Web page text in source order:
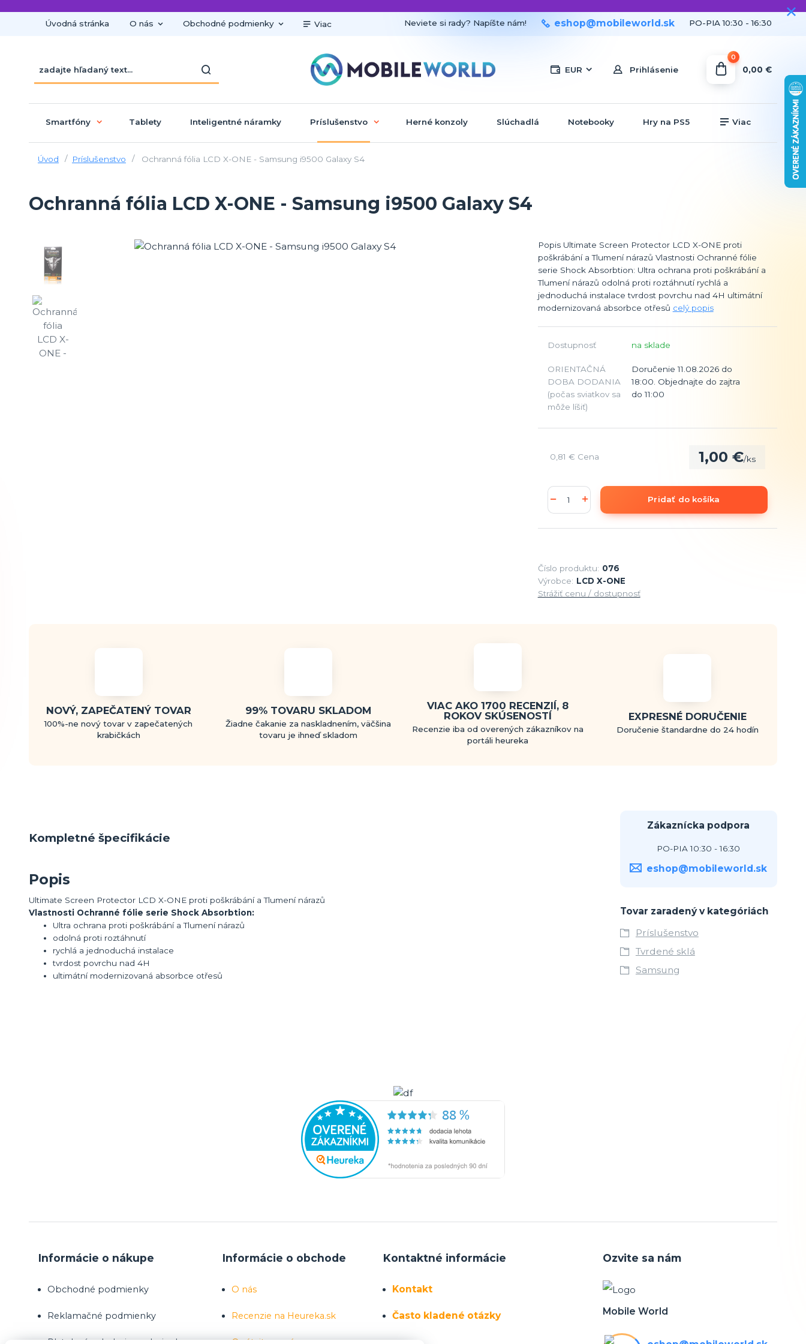
Úvodná stránka O nás Obchodné podmienky Viac
EUR Prihlásenie
Neviete si rady? Napíšte nám! eshop@mobileworld.sk PO-PIA 10:30 - 16:30
0
0,00 €
Smartfóny Tablety Inteligentné náramky Príslušenstvo Herné konzoly Slúchadlá Notebooky Hry na PS5 Viac
Úvod Príslušenstvo Ochranná fólia LCD X-ONE - Samsung i9500 Galaxy S4
Ochranná fólia LCD X-ONE - Samsung i9500 Galaxy S4
Popis Ultimate Screen Protector LCD X-ONE proti
poškrábání a Tlumení nárazů Vlastnosti Ochranné fólie
serie Shock Absorbtion: Ultra ochrana proti poškrábání a
Tlumení nárazů odolná proti roztáhnutí rychlá a
jednoduchá instalace tvrdost povrchu nad 4H ultimátní
modernizovaná absorbce otřesů celý popis
Dostupnosť na sklade
ORIENTAČNÁ
DOBA DODANIA
(počas sviatkov sa
môže líšiť)
Doručenie 11.08.2026 do
18:00. Objednajte do zajtra
do 11:00
1,00 €/ks
0,81 € Cena
Pridať do košíka
Číslo produktu: 076
Výrobce: LCD X-ONE
Strážiť cenu / dostupnosť
NOVÝ, ZAPEČATENÝ TOVAR
100%-ne nový tovar v zapečatených
krabičkách
99% TOVARU SKLADOM
Žiadne čakanie za naskladnením, väčšina
tovaru je ihneď skladom
VIAC AKO 1700 RECENZIÍ, 8
ROKOV SKÚSENOSTÍ
Recenzie iba od overených zákazníkov na
portáli heureka
EXPRESNÉ DORUČENIE
Doručenie štandardne do 24 hodín
Kompletné špecifikácie
Popis
Ultimate Screen Protector LCD X-ONE proti poškrábání a Tlumení nárazů
Vlastnosti Ochranné fólie serie Shock Absorbtion:
Ultra ochrana proti poškrábání a Tlumení nárazů
odolná proti roztáhnutí
rychlá a jednoduchá instalace
tvrdost povrchu nad 4H
ultimátní modernizovaná absorbce otřesů
Zákaznícka podpora
PO-PIA 10:30 - 16:30
eshop@mobileworld.sk
Tovar zaradený v kategóriách
Príslušenstvo
Tvrdené sklá
Samsung
Informácie o nákupe
Obchodné podmienky
Reklamačné podmienky
Informácie o obchode
O nás
Recenzie na Heureka.sk
Kontaktné informácie
Kontakt
Často kladené otázky
Ozvite sa nám
Mobile World